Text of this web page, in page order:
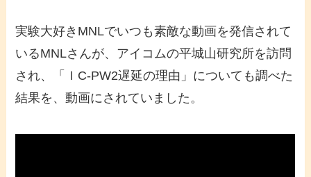
実験大好きMNLでいつも素敵な動画を発信されて
いるMNLさんが、アイコムの平城山研究所を訪問
され、「ＩC-PW2遅延の理由」についても調べた
結果を、動画にされていました。